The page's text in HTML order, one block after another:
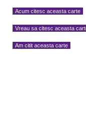
Acum citesc aceasta carte
Vreau sa citesc aceasta
Am citit aceasta carte